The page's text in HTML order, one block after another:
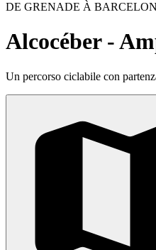
DE GRENADE À
Alcocéber -
Un percorso ciclabile con